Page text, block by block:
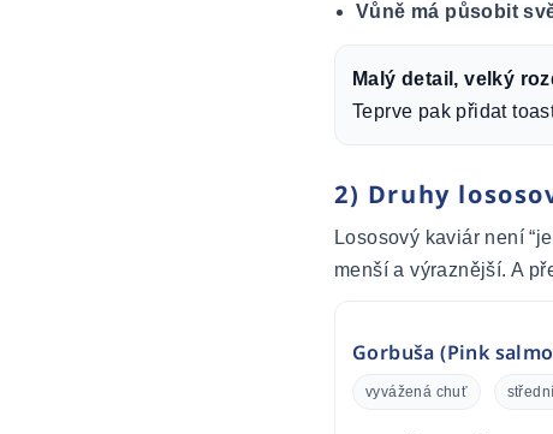
Vůně má působit
Malý detail, velký
Teprve pak přidat
2) Druhy
Lososový kaviár není
menší a výraznější. A
Gorbuša (Pink
vyvážená chuť